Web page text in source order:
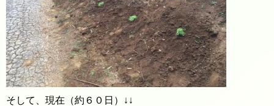
そして、現在（約６０日）↓↓